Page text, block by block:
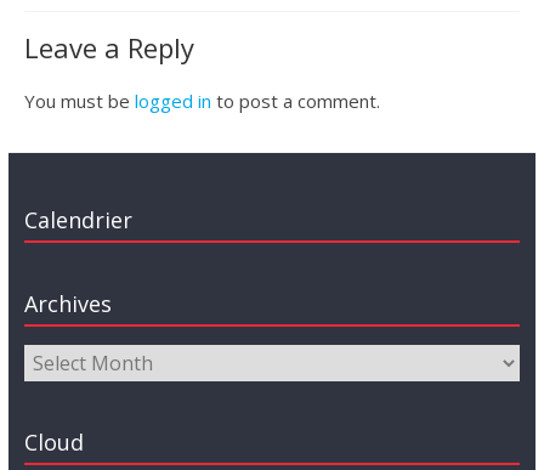
Leave a Reply
You must be logged in to post a comment.
Calendrier
Archives
Cloud